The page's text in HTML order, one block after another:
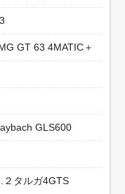
GT 63 4MATIC＋
GLS600
タルガ4GTS